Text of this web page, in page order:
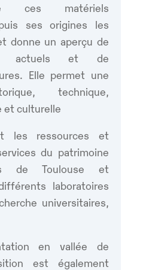
ces matériels
ses origines les
donne un aperçu de
actuels et de
Elle permet une
technique,
et culturelle
les ressources et
du patrimoine
de Toulouse et
laboratoires
universitaires,
en vallée de
est également